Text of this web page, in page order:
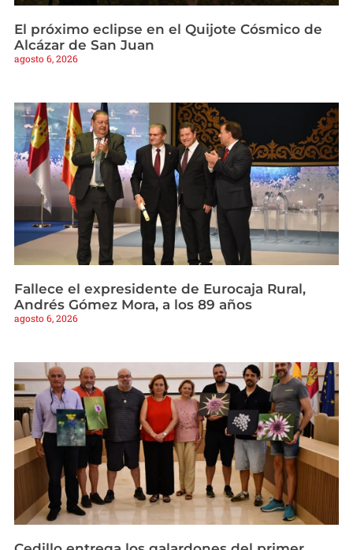
El próximo eclipse en el Quijote Cósmico de
Alcázar de San Juan
agosto 6, 2026
Fallece el expresidente de Eurocaja Rural,
Andrés Gómez Mora, a los 89 años
agosto 6, 2026